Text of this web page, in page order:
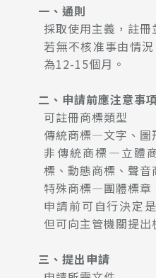
一、通則
採取使用主義，註冊
若無不核准事由情
為12-15個月。
二、申請前應注意事項
可註冊商標類型
傳統商標—文字、圖
非傳統商標—立體
標、動態商標、聲音
特殊商標—團體標章
申請前可自行決定
但可向主管機關提出
三、提出申請